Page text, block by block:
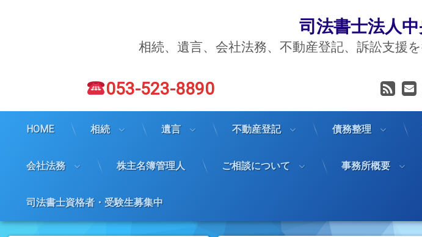
司法書士法人
相続、遺言、会社法務、不動産登記、訴訟支援
電話番号:
053-523-8890
HOME 相続 遺言 不動産登記 債務整理
会社法務 株主名簿管理人 ご相談について 事務所概要
司法書士資格者・受験生募集中